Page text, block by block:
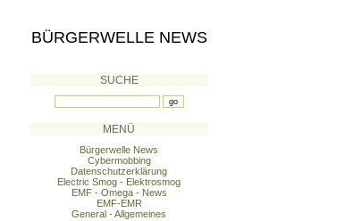
BÜRGERWELLE NEWS
SUCHE
MENÜ
Bürgerwelle News
Cybermobbing
Datenschutzerklärung
Electric Smog - Elektrosmog
EMF - Omega - News
EMF-EMR
General - Allgemeines